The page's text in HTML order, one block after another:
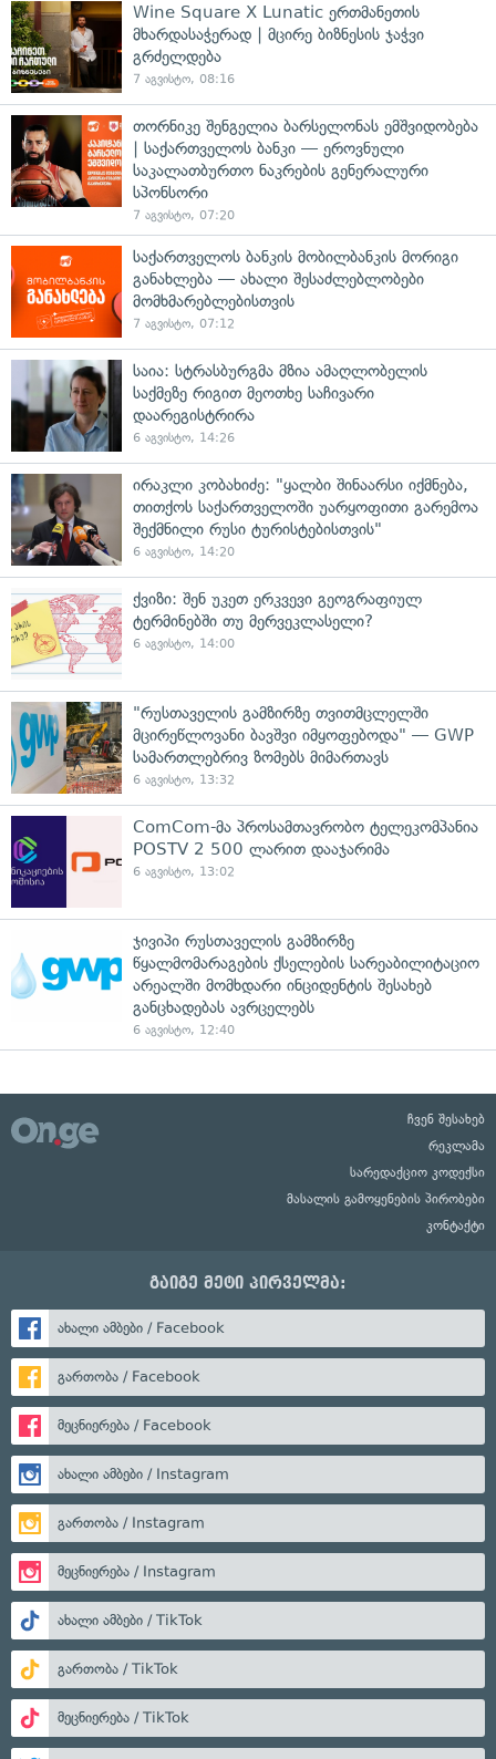
Wine Square X Lunatic ერთმანეთის
მხარდასაჭერად | მცირე ბიზნესის ჯაჭვი
გრძელდება
7 აგვისტო, 08:16
თორნიკე შენგელია ბარსელონას ემშვიდობება
| საქართველოს ბანკი — ეროვნული
საკალათბურთო ნაკრების გენერალური
სპონსორი
7 აგვისტო, 07:20
საქართველოს ბანკის მობილბანკის მორიგი
განახლება — ახალი შესაძლებლობები
მომხმარებლებისთვის
7 აგვისტო, 07:12
საია: სტრასბურგმა მზია ამაღლობელის
საქმეზე რიგით მეოთხე საჩივარი
დაარეგისტრირა
6 აგვისტო, 14:26
ირაკლი კობახიძე: "ყალბი შინაარსი იქმნება,
თითქოს საქართველოში უარყოფითი გარემოა
შექმნილი რუსი ტურისტებისთვის"
6 აგვისტო, 14:20
ქვიზი: შენ უკეთ ერკვევი გეოგრაფიულ
ტერმინებში თუ მერვეკლასელი?
6 აგვისტო, 14:00
"რუსთაველის გამზირზე თვითმცლელში
მცირეწლოვანი ბავშვი იმყოფებოდა" — GWP
სამართლებრივ ზომებს მიმართავს
6 აგვისტო, 13:32
ComCom-მა პროსამთავრობო ტელეკომპანია
POSTV 2 500 ლარით დააჯარიმა
6 აგვისტო, 13:02
ჯივიპი რუსთაველის გამზირზე
წყალმომარაგების ქსელების სარეაბილიტაციო
არეალში მომხდარი ინციდენტის შესახებ
განცხადებას ავრცელებს
6 აგვისტო, 12:40
ჩვენ შესახებ
რეკლამა
სარედაქციო კოდექსი
მასალის გამოყენების პირობები
კონტაქტი
გაიგე მეტი პირველმა:
ახალი ამბები / Facebook
გართობა / Facebook
მეცნიერება / Facebook
ახალი ამბები / Instagram
გართობა / Instagram
მეცნიერება / Instagram
ახალი ამბები / TikTok
გართობა / TikTok
მეცნიერება / TikTok